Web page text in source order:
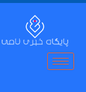
پرش
پیمایش